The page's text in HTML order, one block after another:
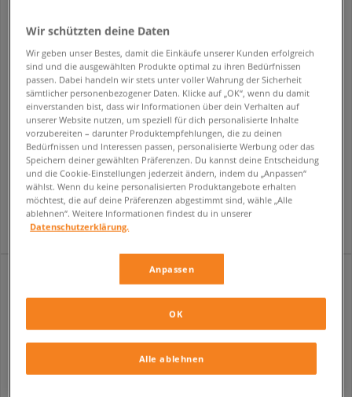
NIKE HOSE TECH FLEECE JOGGER
herren
89,99 €
herren
94,99 €
529,99 €
95,99 € - niedrigster Preis
Wir schützten deine Daten
Wir geben unser Bestes, damit die Einkäufe unserer Kunden erfolgreich
sind und die ausgewählten Produkte optimal zu ihren Bedürfnissen
passen. Dabei handeln wir stets unter voller Wahrung der Sicherheit
sämtlicher personenbezogener Daten. Klicke auf „OK“, wenn du damit
einverstanden bist, dass wir Informationen über dein Verhalten auf
unserer Website nutzen, um speziell für dich personalisierte Inhalte
vorzubereiten – darunter Produktempfehlungen, die zu deinen
Bedürfnissen und Interessen passen, personalisierte Werbung oder das
Speichern deiner gewählten Präferenzen. Du kannst deine Entscheidung
und die Cookie-Einstellungen jederzeit ändern, indem du „Anpassen“
wählst. Wenn du keine personalisierten Produktangebote erhalten
möchtest, die auf deine Präferenzen abgestimmt sind, wähle „Alle
ablehnen“. Weitere Informationen findest du in unserer
Datenschutzerklärung.
Anpassen
Alle ablehnen
OK